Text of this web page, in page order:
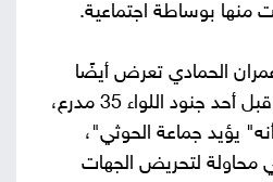
منها بوساطة اجتماعية.
الحمادي تعرض أيضًا
لاعتداء جسدي مبرح من قبل أحد جنود اللواء 35 مدرع،
يؤيد جماعة الحوثي"،
لتحريض الجهات